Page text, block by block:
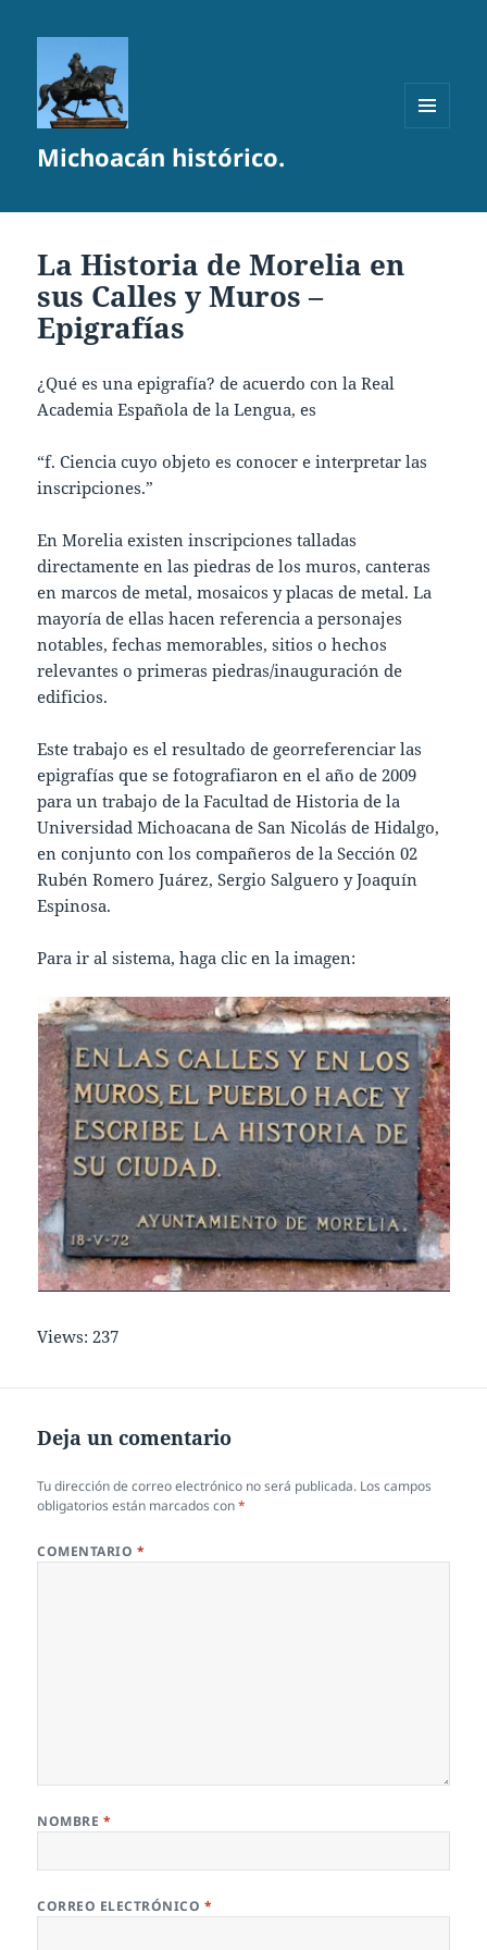
Michoacán histórico.
La Historia de Morelia en
sus Calles y Muros –
Epigrafías
¿Qué es una epigrafía? de acuerdo con la Real
Academia Española de la Lengua, es
“f. Ciencia cuyo objeto es conocer e interpretar las
inscripciones.”
En Morelia existen inscripciones talladas
directamente en las piedras de los muros, canteras
en marcos de metal, mosaicos y placas de metal. La
mayoría de ellas hacen referencia a personajes
notables, fechas memorables, sitios o hechos
relevantes o primeras piedras/inauguración de
edificios.
Este trabajo es el resultado de georreferenciar las
epigrafías que se fotografiaron en el año de 2009
para un trabajo de la Facultad de Historia de la
Universidad Michoacana de San Nicolás de Hidalgo,
en conjunto con los compañeros de la Sección 02
Rubén Romero Juárez, Sergio Salguero y Joaquín
Espinosa.
Para ir al sistema, haga clic en la imagen:
Views: 237
Deja un comentario
Tu dirección de correo electrónico no será publicada. Los campos
obligatorios están marcados con*
COMENTARIO *
NOMBRE *
CORREO ELECTRÓNICO *